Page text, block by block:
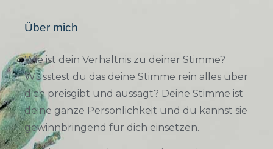
Über mich
Wie ist dein Verhältnis zu deiner Stimme?
Wusstest du das deine Stimme rein alles über
dich preisgibt und aussagt? Deine Stimme ist
deine ganze Persönlichkeit und du kannst sie
gewinnbringend für dich einsetzen.